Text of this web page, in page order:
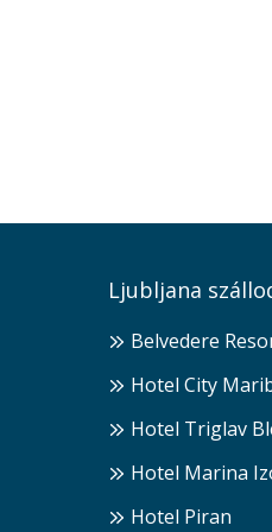
Ljubljana
Belvedere
Hotel City
Hotel Triglav
Hotel Marina
Hotel Piran